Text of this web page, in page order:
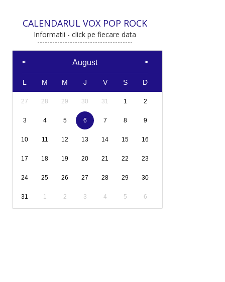
CALENDARUL VOX POP ROCK
Informatii - click pe fiecare data
August
L M M J V S D
27 28 29 30 31 1 2
3 4 5 6 7 8 9
10 11 12 13 14 15 16
17 18 19 20 21 22 23
24 25 26 27 28 29 30
31 1 2 3 4 5 6